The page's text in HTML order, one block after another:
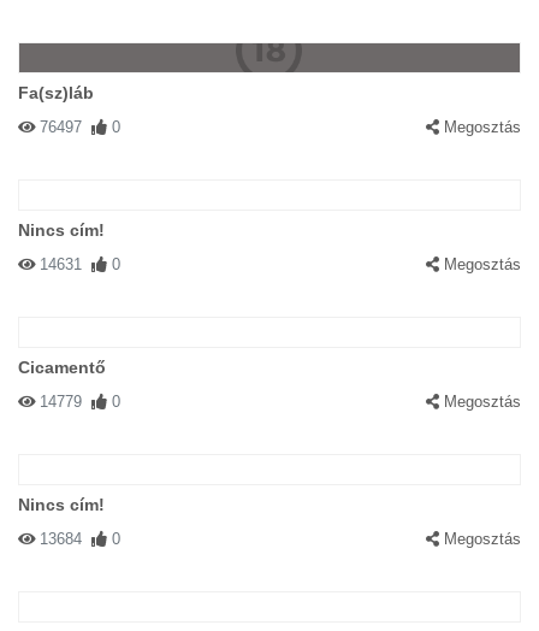
Fa(sz)láb
76497 0 Megosztás
Nincs cím!
14631 0 Megosztás
Cicamentő
14779 0 Megosztás
Nincs cím!
13684 0 Megosztás